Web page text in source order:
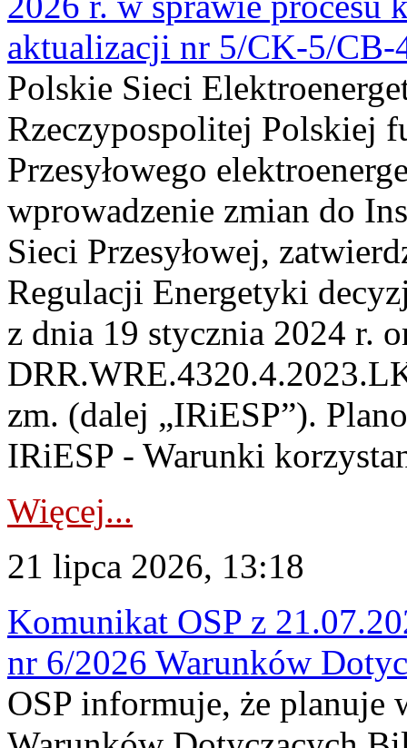
aktualizacji nr 5/CK-5/CB-
Polskie Sieci
Rzeczypospolitej Polskiej
Przesyłowego
wprowadzenie zmian do
Sieci Przesyłowej,
Regulacji Energetyki
z dnia 19 stycznia 2024 r.
zm. (dalej „IRiESP”).
IRiESP - Warunki
Więcej...
21 lipca 2026, 13:18
Komunikat OSP z
nr 6/2026 Warunków
OSP informuje, że planuje